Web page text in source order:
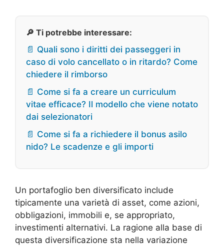
🔎 Ti potrebbe interessare:
📄 Quali sono i diritti dei passeggeri in
caso di volo cancellato o in ritardo? Come
chiedere il rimborso
📄 Come si fa a creare un curriculum
vitae efficace? Il modello che viene notato
dai selezionatori
📄 Come si fa a richiedere il bonus asilo
nido? Le scadenze e gli importi
Un portafoglio ben diversificato include
tipicamente una varietà di asset, come azioni,
obbligazioni, immobili e, se appropriato,
investimenti alternativi. La ragione alla base di
questa diversificazione sta nella variazione